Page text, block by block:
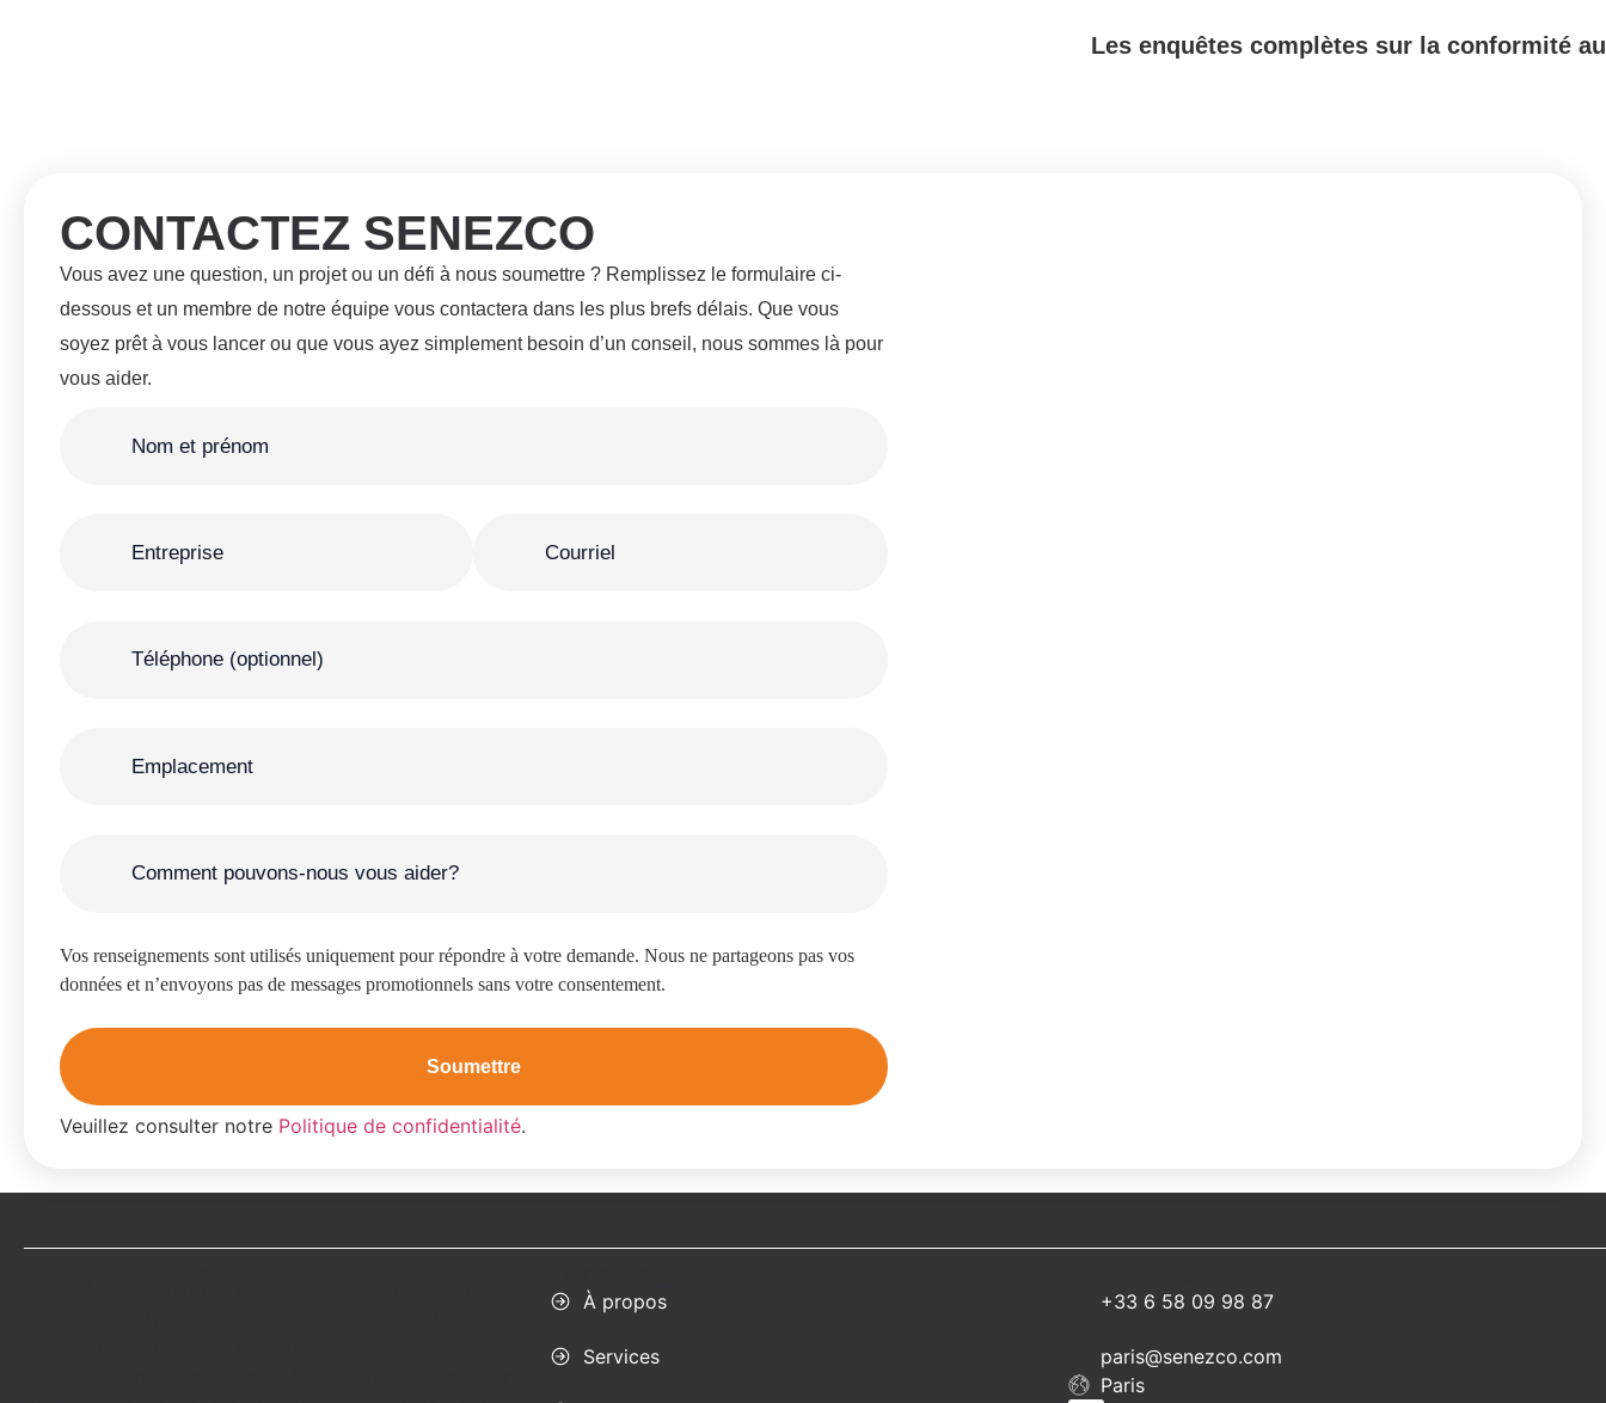
Les enquêtes complètes sur la conformité
CONTACTEZ SENEZCO
Vous avez une question, un projet ou un défi à nous soumettre ? Remplissez le formulaire ci-
dessous et un membre de notre équipe vous contactera dans les plus brefs délais. Que vous
soyez prêt à vous lancer ou que vous ayez simplement besoin d’un conseil, nous sommes là pour
vous aider.
Vos renseignements sont utilisés uniquement pour répondre à votre demande. Nous ne partageons pas vos
données et n’envoyons pas de messages promotionnels sans votre consentement.
Veuillez consulter notre Politique de confidentialité.
À propos
Services
+33 6 58 09 98 87
paris@senezco.com
Paris